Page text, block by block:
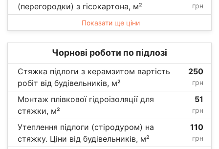
(перегородки) з гісокартона, м²
грн
Показати ще ціни
Чорнові роботи по підлозі
Стяжка підлоги з керамзитом вартість
робіт від будівельників, м²
250
грн
Монтаж плівкової гідроізоляції для
стяжки, м²
51
грн
Утеплення підлоги (стіродуром) на
стяжку. Ціни від будівельників, м²
110
грн